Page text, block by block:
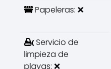
Papeleras: ❌
Servicio de
limpieza de
playas: ❌